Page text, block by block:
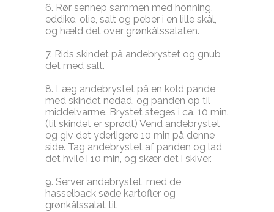
6. Rør sennep sammen med honning,
eddike, olie, salt og peber i en lille skål,
og hæld det over grønkålssalaten.
7. Rids skindet på andebrystet og gnub
det med salt.
8. Læg andebrystet på en kold pande
med skindet nedad, og panden op til
middelvarme. Brystet steges i ca. 10 min.
(til skindet er sprødt) Vend andebrystet
og giv det yderligere 10 min på denne
side. Tag andebrystet af panden og lad
det hvile i 10 min, og skær det i skiver.
9. Server andebrystet, med de
hasselback søde kartofler og
grønkålssalat til.